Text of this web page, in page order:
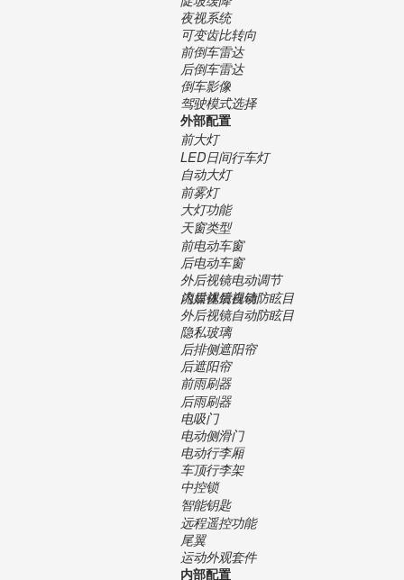
夜视系统
可变齿比转向
前倒车雷达
后倒车雷达
倒车影像
驾驶模式选择
外部配置
前大灯
LED日间行车灯
自动大灯
前雾灯
大灯功能
天窗类型
前电动车窗
后电动车窗
外后视镜电动调节
内后视镜自动防眩目
流媒体后视镜
外后视镜自动防眩目
隐私玻璃
后排侧遮阳帘
后遮阳帘
前雨刷器
后雨刷器
电吸门
电动侧滑门
电动行李厢
车顶行李架
中控锁
智能钥匙
远程遥控功能
尾翼
运动外观套件
内部配置